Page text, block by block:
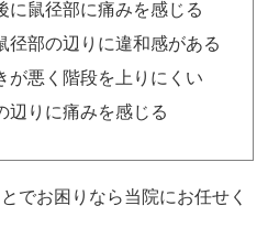
に鼠径部に痛みを感じる
径部の辺りに違和感がある
が悪く階段を上りにくい
辺りに痛みを感じる
でお困りなら当院にお任せく